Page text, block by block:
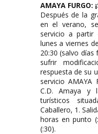
AMAYA
Después de la
en el verano,
servicio a partir
lunes a viernes
20:30 (salvo días
sufrir
respuesta de su
servicio AMAYA
C.D. Amaya y
turísticos
Caballero, 1.
horas en punto
(:30).